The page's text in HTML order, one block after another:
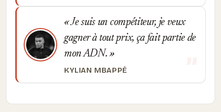
Je suis un compétiteur, je veux
gagner à tout prix, ça fait partie de
mon ADN.
KYLIAN MBAPPÉ